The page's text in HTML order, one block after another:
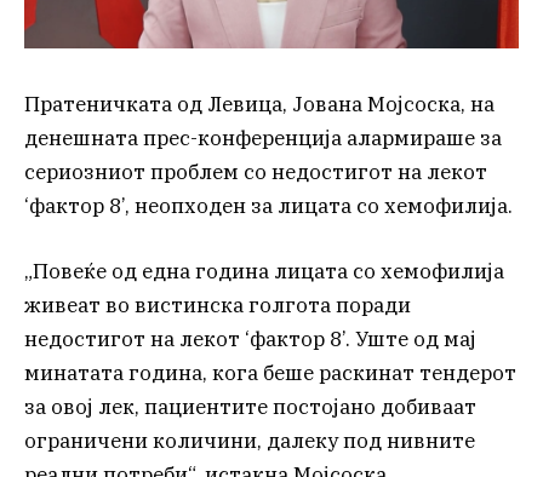
Пратеничката од Левица, Јована Мојсоска, на
денешната прес-конференција алармираше за
сериозниот проблем со недостигот на лекот
‘фактор 8’, неопходен за лицата со хемофилија.
„Повеќе од една година лицата со хемофилија
живеат во вистинска голгота поради
недостигот на лекот ‘фактор 8’. Уште од мај
минатата година, кога беше раскинат тендерот
за овој лек, пациентите постојано добиваат
ограничени количини, далеку под нивните